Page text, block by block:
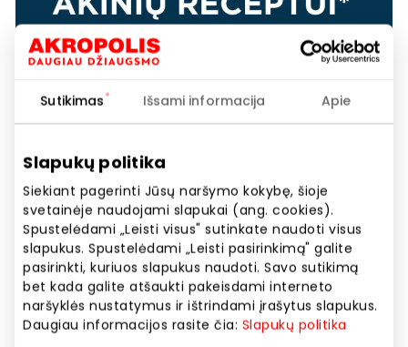
Sutikimas Išsami informacija Apie
Slapukų politika
Siekiant pagerinti Jūsų naršymo kokybę, šioje
svetainėje naudojami slapukai (ang. cookies).
Spustelėdami „Leisti visus" sutinkate naudoti visus
slapukus. Spustelėdami „Leisti pasirinkimą" galite
pasirinkti, kuriuos slapukus naudoti. Savo sutikimą
bet kada galite atšaukti pakeisdami interneto
naršyklės nustatymus ir ištrindami įrašytus slapukus.
Daugiau informacijos rasite čia: Slapukų politika
NEMOKAMA REGOS PATIKRA
Akcijos trukmė
Nuo 2026.02.26iki 2026.12.31
Rodyti lokaciją žemėlapyje